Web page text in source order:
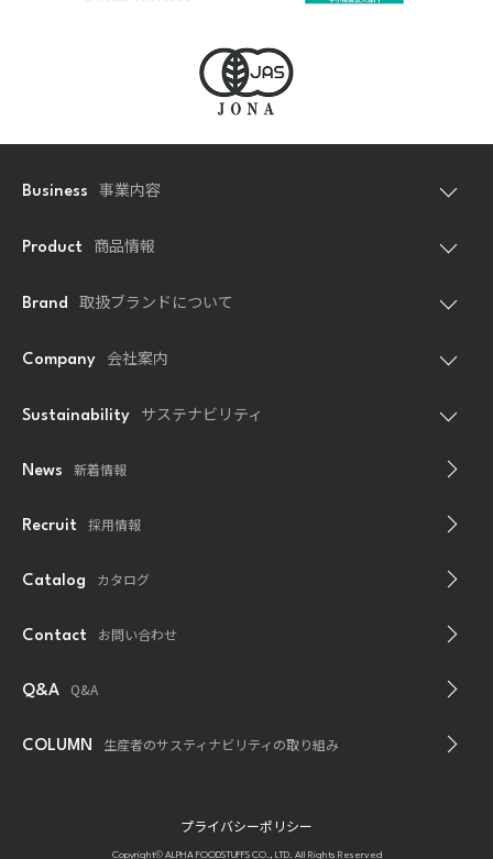
Business 事業内容
Product 商品情報
Brand 取扱ブランドについて
Company 会社案内
Sustainability サステナビリティ
News 新着情報
Recruit 採用情報
Catalog カタログ
Contact お問い合わせ
Q&A Q&A
COLUMN 生産者のサスティナビリティの取り組み
プライバシーポリシー
Copyright© ALPHA FOODSTUFFS CO., LTD. All Rights Reserved